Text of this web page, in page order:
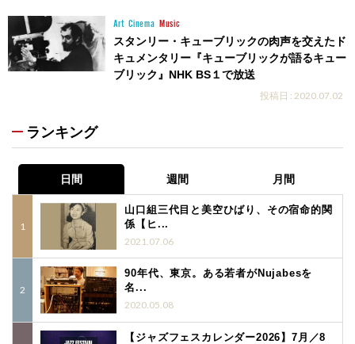
Art Cinema Music
スタンリー・キューブリックの肉声を交えたド
キュメンタリー『キューブリックが語るキュー
ブリック』NHK BS１で放送
投稿日 : 2020.07.02
ランキング
日間 週間 月間
山口組三代目と美空ひばり、その宿命的関
係【ヒ...
2021.07.06
90年代、東京。ある若者がNujabesを
名...
2020.05.08
【ジャズフェスカレンダー2026】7月／8